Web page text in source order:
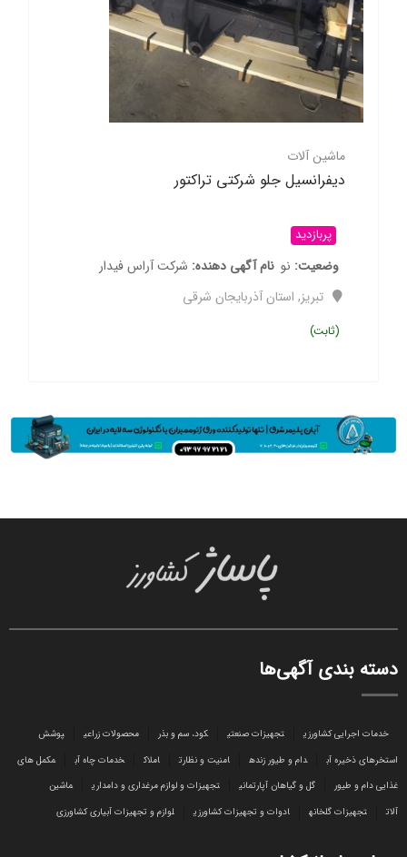
ماشین آلات
دیفرانسیل جلو شرکتی تراکتور
پربازدید
وضعیت نو نام آگهی دهنده شرکت آراس فیدار
تبریز, استان آذربایجان شرقی
(ثابت)
دسته بندی آگهی‌ها
خدمات اجرایی کشاورزی تجهیزات صنعتی کود، سم و بذر محصولات زراعی
پوشش
استخرهای ذخیره آب
دام و طیور زنده امنیت و نظارت املاک خدمات چاه آب
مکمل های
غذایی دام و طیور
گل و گیاهان آپارتمانی تجهیزات و لوازم مرغداری و دامداری
ماشین
آلات
تجهیزات گلخانه ادوات و تجهیزات کشاورزی لوازم و تجهیزات آبیاری کشاورزی